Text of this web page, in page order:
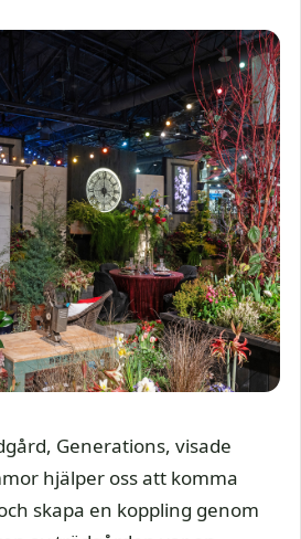
Generations, visade
hjälper oss att komma
skapa en koppling genom